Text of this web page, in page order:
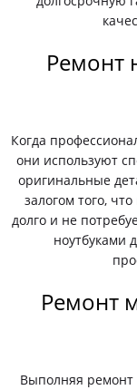
Ремонт
Когда
они используют
оригинальные
залогом того,
долго и не
ноутбуками
Ремонт
Выполняя ремонт